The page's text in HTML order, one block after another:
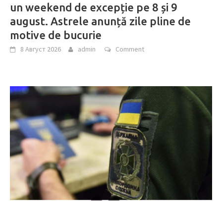
un weekend de excepție pe 8 și 9
august. Astrele anunță zile pline de
motive de bucurie
8 Август 2026 admin Comment